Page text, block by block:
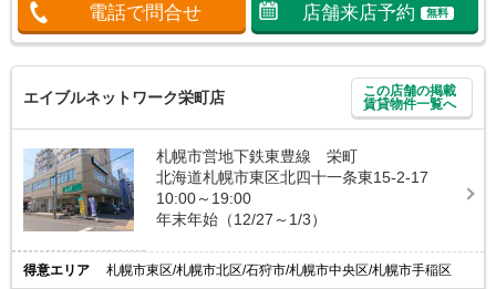
電話で問合せ 店舗来店予約 無料
エイブルネットワーク栄町店
この店舗の掲載
賃貸物件一覧へ
札幌市営地下鉄東豊線 栄町
北海道札幌市東区北四十一条東15-2-17
10:00～19:00
年末年始（12/27～1/3）
得意エリア 札幌市東区/札幌市北区/石狩市/札幌市中央区/札幌市手稲区